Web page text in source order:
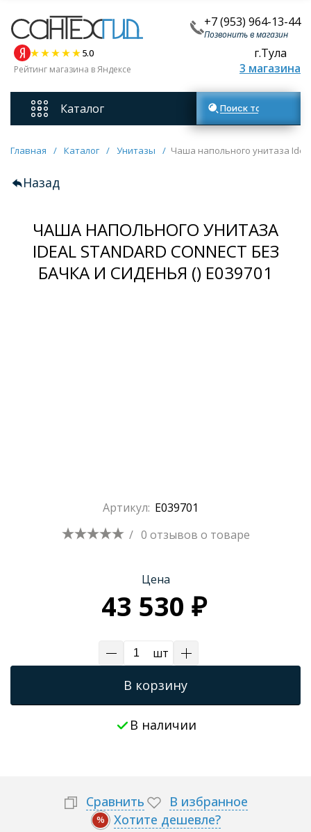
+7 (953) 964-13-44
Позвонить в магазин
5.0
Рейтинг магазина в Яндексе
г.Тула
3 магазина
Каталог
Смесители
Унитазы
Мебель для ванных комнат
Ванны
Душевые уголки и ограждения
Поиск товаров
Главная / Каталог / Унитазы / Чаша напольного унитаза
Назад
ЧАША НАПОЛЬНОГО УНИТАЗА
IDEAL STANDARD CONNECT БЕЗ
БАЧКА И СИДЕНЬЯ () E039701
Артикул: E039701
/ 0 отзывов о товаре
Цена
43 530 ₽
шт
В корзину
В наличии
Сравнить В избранное
% Хотите дешевле?